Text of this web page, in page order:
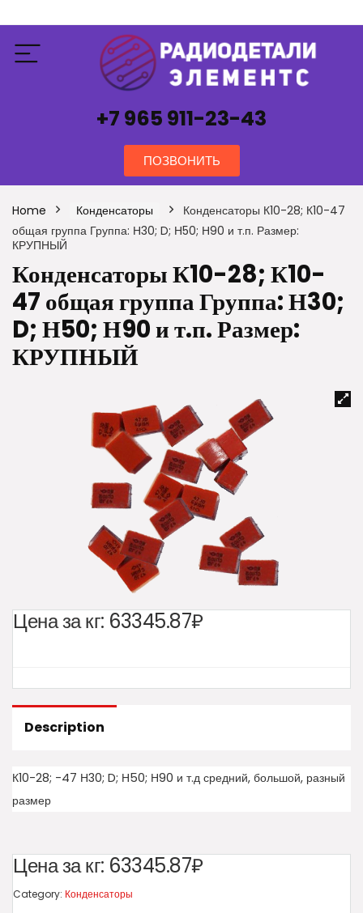
+7 965 911-23-43
ПОЗВОНИТЬ
Home Конденсаторы
Конденсаторы К10-28; К10-47
общая группа Группа: Н30; D; Н50; Н90 и т.п. Размер:
КРУПНЫЙ
Конденсаторы К10-28; К10-
47 общая группа Группа: Н30;
D; Н50; Н90 и т.п. Размер:
КРУПНЫЙ
Цена за кг: 63345.87₽
Description
К10-28; -47 Н30; D; Н50; Н90 и т.д средний, большой, разный
размер
Цена за кг: 63345.87₽
Category: Конденсаторы